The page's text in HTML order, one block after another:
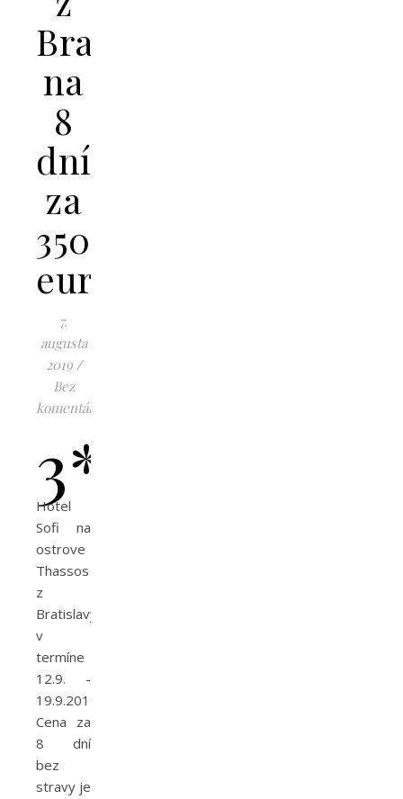
Bratislavy
na
8
dní
za
350
eur
7.
augusta
2019 /
Bez
komentárov
3*
Hotel
Sofi na
ostrove
Thassos
z
Bratislavy
v
termíne
12.9. -
19.9.2019.
Cena za
8 dní
bez
stravy je